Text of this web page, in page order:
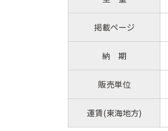
掲載ページ
納 期
販売単位
運賃(東海地方)